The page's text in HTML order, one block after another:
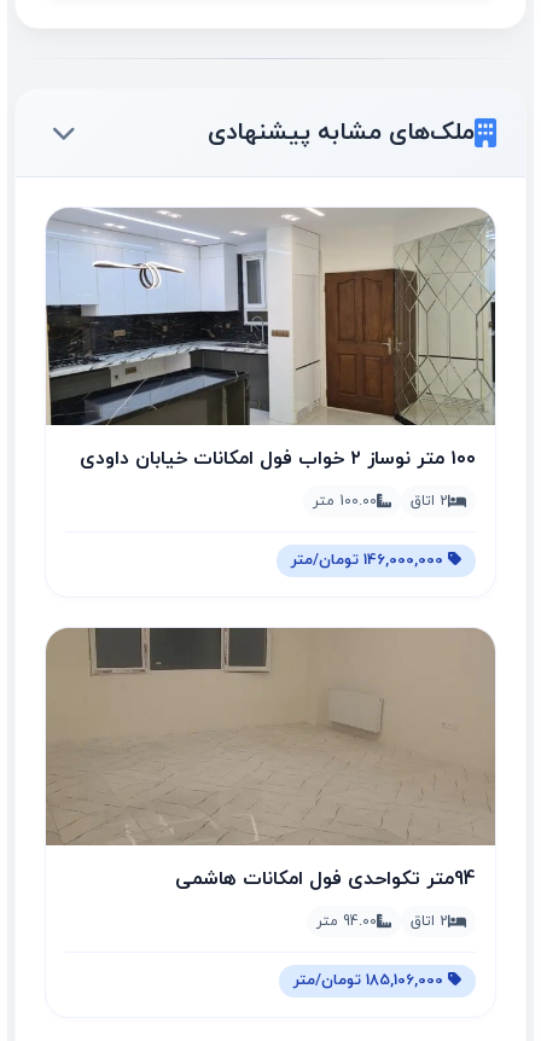
ملک‌های مشابه پیشنهادی
۱۰۰ متر نوساز ۲ خواب فول امکانات خیابان داودی
2 اتاق 100.00 متر
94متر تکواحدی فول امکانات هاشمی
2 اتاق 94.00 متر